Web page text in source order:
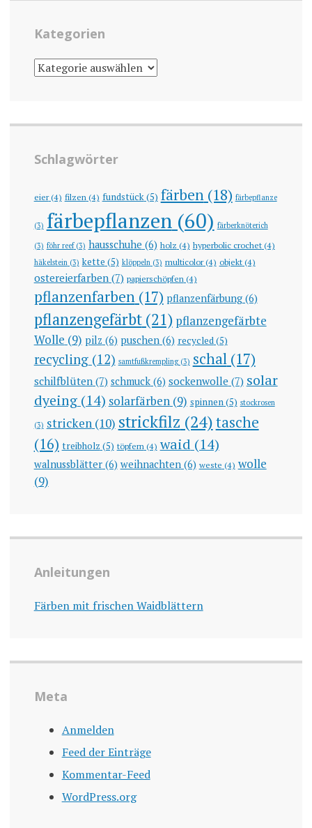
Kategorien
KATEGORIEN
Schlagwörter
eier(4) filzen (4) fundstück(5) färben (18) färbepflanze
(3) färbepflanzen (60) färberknöterich
(3) föhr reef(3) hausschuhe (6) holz (4) hyperbolic crochet(4)
häkelstein (3) kette (5) klöppeln (3) multicolor(4) objekt(4)
ostereierfarben(7) papierschöpfen (4)
pflanzenfarben (17) pflanzenfärbung(6)
pflanzengefärbt(21) pflanzengefärbte
Wolle (9) pilz (6) puschen(6) recycled (5)
recycling(12) samtfußkrempling(3) schal (17)
schilfblüten(7) schmuck(6) sockenwolle(7) solar
dyeing(14) solarfärben (9) spinnen (5) stockrosen
(3) stricken (10) strickfilz (24)tasche
(16) treibholz (5) töpfern (4) waid (14)
walnussblätter(6) weihnachten(6) weste (4) wolle
(9)
Anleitungen
Färben mit frischen Waidblättern
Meta
Anmelden
Feed der Einträge
Kommentar-Feed
WordPress.org